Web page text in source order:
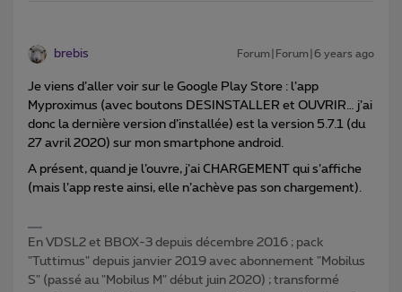
brebis Forum|Forum|6 years ago
Je viens d’aller voir sur le Google Play Store : l’app
Myproximus (avec boutons DESINSTALLER et OUVRIR… j’ai
donc la dernière version d’installée) est la version 5.7.1 (du
27 avril 2020) sur mon smartphone android.
A présent, quand je l’ouvre, j’ai CHARGEMENT qui s’affiche
(mais l’app reste ainsi, elle n’achève pas son chargement).
En VDSL2 et BBOX-3 depuis décembre 2016 ; pack
"Tuttimus" depuis janvier 2019 avec abonnement "Mobilus
S" (passé au "Mobilus M" début juin 2020) ; transformé